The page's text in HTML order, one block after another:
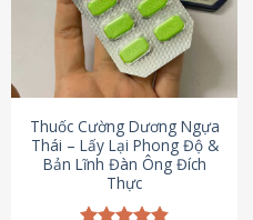
tùy
chọn
có
thể
chọn
trên
trang
sản
Thuốc Cường Dương Ngựa
Thái – Lấy Lại Phong Độ &
Bản Lĩnh Đàn Ông Đích
Thực